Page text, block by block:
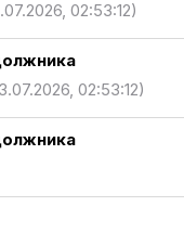
02:53:12)
02:53:12)